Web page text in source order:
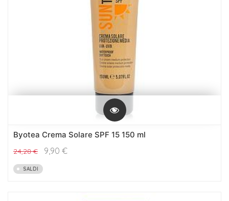
Byotea Crema Solare SPF 15 150 ml
24,28€ 9,90 €
SALDI